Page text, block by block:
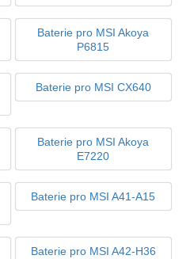
Baterie pro MSI Akoya
P6815
Baterie pro MSI CX640
Baterie pro MSI Akoya
E7220
Baterie pro MSI A41-A15
Baterie pro MSI A42-H36